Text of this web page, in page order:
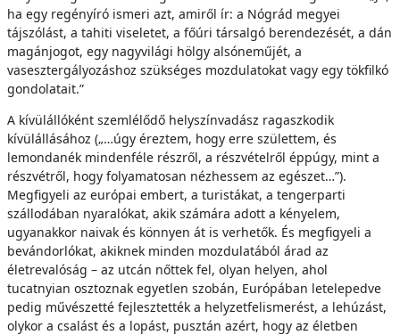
ha egy regényíró ismeri azt, amiről ír: a Nógrád megyei
tájszólást, a tahiti viseletet, a főúri társalgó berendezését, a dán
magánjogot, egy nagyvilági hölgy alsóneműjét, a
vasesztergályozáshoz szükséges mozdulatokat vagy egy tökfilkó
gondolatait.”
A kívülállóként szemlélődő helyszínvadász ragaszkodik
kívülállásához („…úgy éreztem, hogy erre születtem, és
lemondanék mindenféle részről, a részvételről éppúgy, mint a
részvétről, hogy folyamatosan nézhessem az egészet…”).
Megfigyeli az európai embert, a turistákat, a tengerparti
szállodában nyaralókat, akik számára adott a kényelem,
ugyanakkor naivak és könnyen át is verhetők. És megfigyeli a
bevándorlókat, akiknek minden mozdulatából árad az
életrevalóság – az utcán nőttek fel, olyan helyen, ahol
tucatnyian osztoznak egyetlen szobán, Európában letelepedve
pedig művészetté fejlesztették a helyzetfelismerést, a lehúzást,
olykor a csalást és a lopást, pusztán azért, hogy az életben